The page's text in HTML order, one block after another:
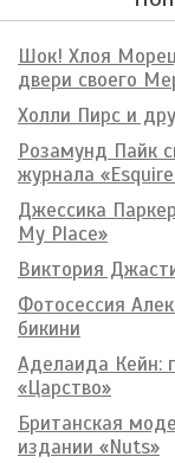
Шок! Хлоя
двери своего
Холли Пирс и
Розамунд Пайк
журнала
Джессика
My Place»
Виктория
Фотосессия
бикини
Аделаида Кейн:
«Царство»
Британская
издании «Nuts»